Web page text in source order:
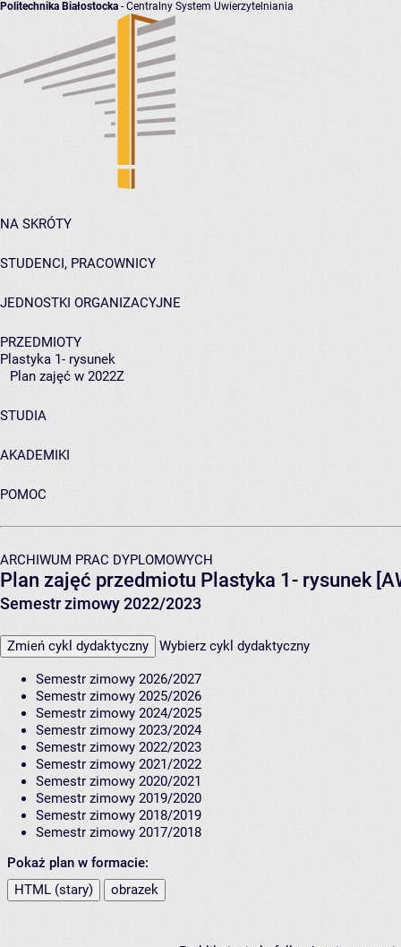
Politechnika Białostocka - Centralny System Uwierzytelniania
NA SKRÓTY
STUDENCI, PRACOWNICY
JEDNOSTKI ORGANIZACYJNE
PRZEDMIOTY
Plastyka 1- rysunek
Plan zajęć w 2022Z
STUDIA
AKADEMIKI
POMOC
ARCHIWUM PRAC DYPLOMOWYCH
Plan zajęć przedmiotu Plastyka 1- rysunek
Semestr zimowy 2022/2023
Zmień cykl dydaktyczny Wybierz cykl dydaktyczny
Semestr zimowy 2026/2027
Semestr zimowy 2025/2026
Semestr zimowy 2024/2025
Semestr zimowy 2023/2024
Semestr zimowy 2022/2023
Semestr zimowy 2021/2022
Semestr zimowy 2020/2021
Semestr zimowy 2019/2020
Semestr zimowy 2018/2019
Semestr zimowy 2017/2018
Pokaż plan w formacie:
HTML (stary)
obrazek